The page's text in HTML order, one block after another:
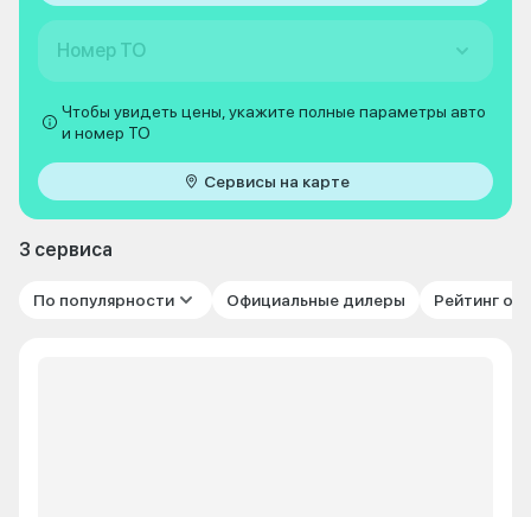
Номер ТО
Чтобы увидеть цены, укажите полные параметры авто
и номер ТО
Сервисы на карте
3 сервиса
По популярности Официальные дилеры Рейтинг